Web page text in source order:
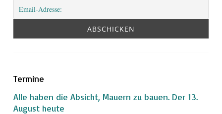
Termine
Alle haben die Absicht, Mauern zu bauen. Der 13.
August heute